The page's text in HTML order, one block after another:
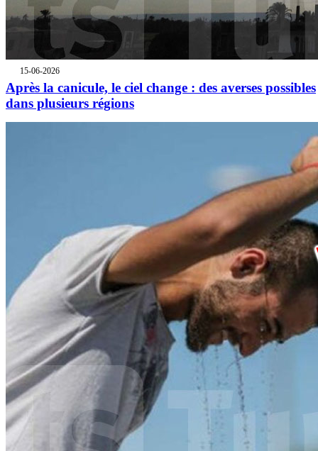
15-06-2026
Après la canicule, le ciel change : des averses possibles
dans plusieurs régions